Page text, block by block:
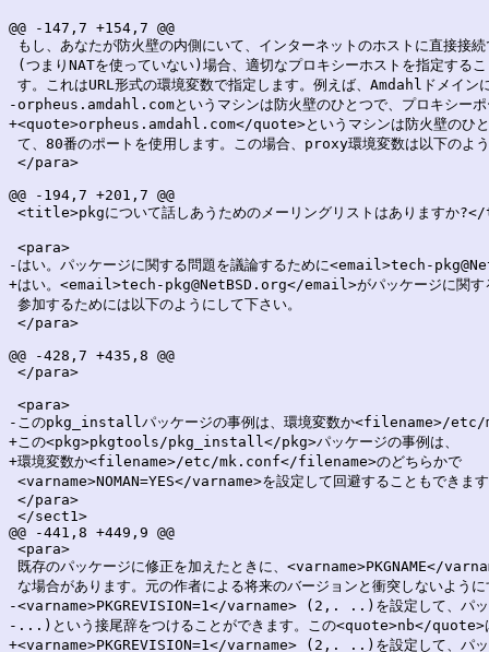
@@ -147,7 +154,7 @@
もし、あなたが防火壁の内側にいて、インターネットのホストに直接接
(つまりNATを使っていない)場合、適切なプロキシーホストを指定する
す。これはURL形式の環境変数で指定します。例えば、Amdahlドメイン
-orpheus.amdahl.comというマシンは防火壁のひとつで、プロキシーポ
+<quote>orpheus.amdahl.com</quote>というマシンは防火壁のひと
て、80番のポートを使用します。この場合、proxy環境変数は以下のよ
</para>
@@ -194,7 +201,7 @@
<title>pkgについて話しあうためのメーリングリストはありますか
<para>
-はい。パッケージに関する問題を議論するために<email>tech-
+はい。<email>tech-pkg@NetBSD.org</email>がパッケージに関す
参加するためには以下のようにして下さい。
</para>
@@ -428,7 +435,8 @@
</para>
<para>
-このpkg_installパッケージの事例は、環境変数か<filename>/
+この<pkg>pkgtools/pkg_install</pkg>パッケージの事例は、
+環境変数か<filename>/etc/mk.conf</filename>のどちらかで
<varname>NOMAN=YES</varname>を設定して回避することもできま
</para>
</sect1>
@@ -441,8 +449,9 @@
<para>
既存のパッケージに修正を加えたときに、<varname>PKGNAME</
な場合があります。元の作者による将来のバージョンと衝突しないよう
-<varname>PKGREVISION=1</varname> (2,. ..)を設定して、
-...)という接尾辞をつけることができます。この<quote>nb</
+<varname>PKGREVISION=1</varname> (2,. ..)を設定して、パッ